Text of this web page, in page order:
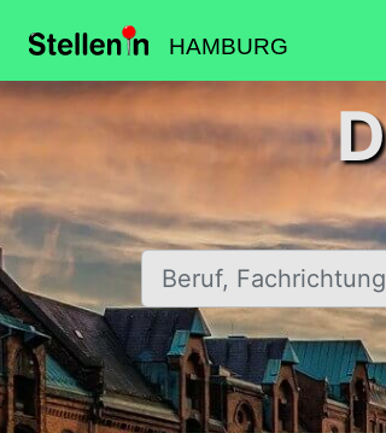
HAMBURG
Beruf, Fachrichtung, Firma